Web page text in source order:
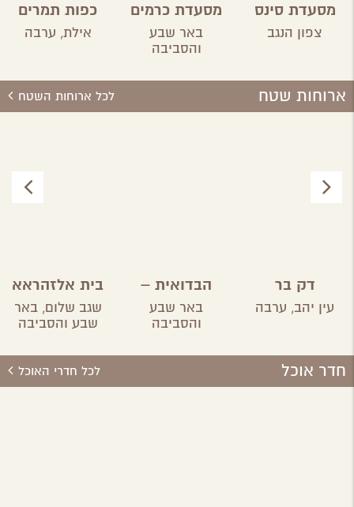
מסעדת סינס
צפון הנגב
מסעדת כרמים
באר שבע
והסביבה
כפות תמרים
אילת, ערבה
ארוחות שטח לכל ארוחות השטח
דק בר
עין יהב, ערבה
הבדואית –
אירוח בדואי
באר שבע
והסביבה
בית אלזהראא
שגב שלום,באר
שבע והסביבה
חדר אוכל לכל חדרי האוכל